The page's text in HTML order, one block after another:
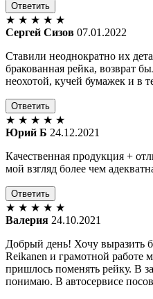
Ответить
★ ★ ★ ★ ★
Сергей Сизов 07.01.2022
Ставили неоднократно их
бракованная рейка, возврат
неохотой, кучей бумажек и в
Ответить
★ ★ ★ ★ ★
Юрий Б 24.12.2021
Качественная продукция +
мой взгляд более чем
Ответить
★ ★ ★ ★ ★
Валерия 24.10.2021
Добрый день! Хочу выразить
Reikanen и грамотной работе
пришлось поменять рейку. В
понимаю. В автосервисе